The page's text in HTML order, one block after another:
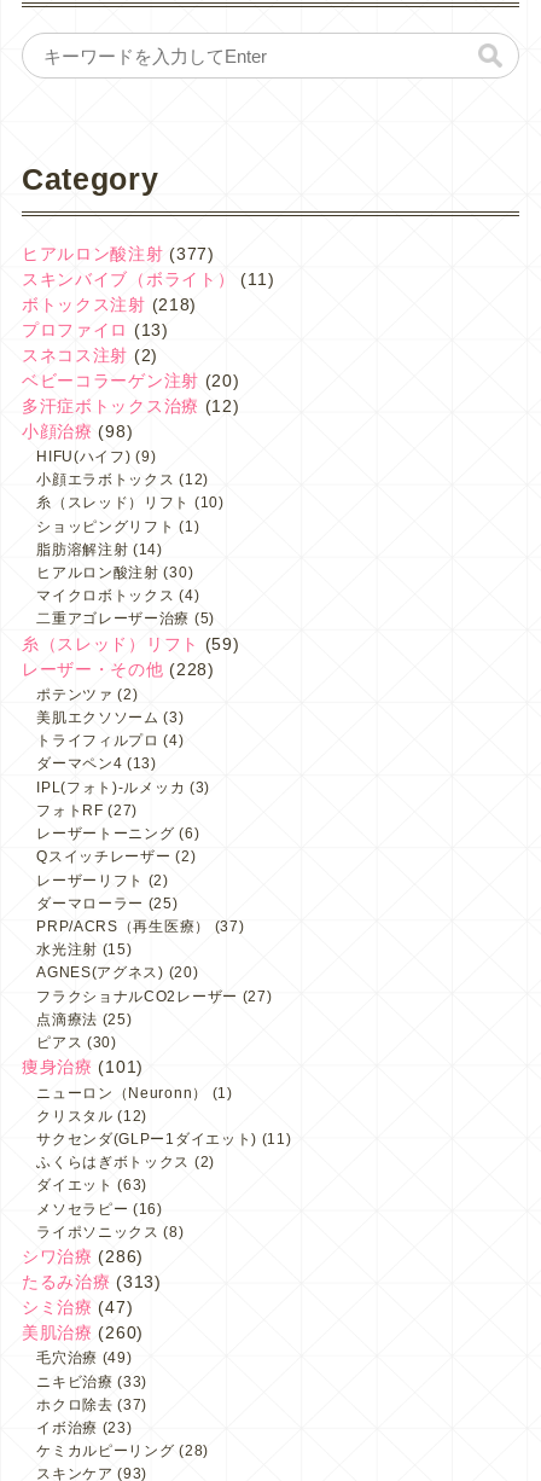
Category
ヒアルロン酸注射 (377)
スキンバイブ（ボライト）
(11)
ボトックス注射 (218)
プロファイロ (13)
スネコス注射 (2)
ベビーコラーゲン注射 (20)
多汗症ボトックス治療 (12)
小顔治療 (98)
HIFU(ハイフ) (9)
小顔エラボトックス (12)
糸（スレッド）リフト (10)
ショッピングリフト (1)
脂肪溶解注射 (14)
ヒアルロン酸注射 (30)
マイクロボトックス (4)
二重アゴレーザー治療 (5)
糸（スレッド）リフト
(59)
レーザー・その他 (228)
ポテンツァ (2)
美肌エクソソーム (3)
トライフィルプロ (4)
ダーマペン4 (13)
IPL(フォト)-ルメッカ (3)
フォトRF (27)
レーザートーニング (6)
Qスイッチレーザー (2)
レーザーリフト (2)
ダーマローラー (25)
PRP/ACRS（再生医療）
(37)
水光注射 (15)
AGNES(アグネス) (20)
フラクショナルCO2レーザー (27)
点滴療法 (25)
ピアス (30)
痩身治療 (101)
ニューロン（Neuronn）
(1)
クリスタル (12)
サクセンダ(GLPー1ダイエット) (11)
ふくらはぎボトックス (2)
ダイエット (63)
メソセラピー (16)
ライポソニックス (8)
シワ治療 (286)
たるみ治療 (313)
シミ治療 (47)
美肌治療 (260)
毛穴治療 (49)
ニキビ治療 (33)
ホクロ除去 (37)
イボ治療 (23)
ケミカルピーリング (28)
スキンケア (93)